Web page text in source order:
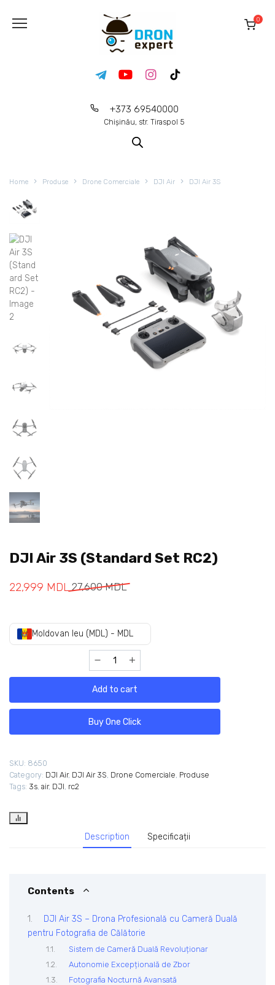
+373 69540000
Chișinău, str. Tiraspol 5
0
Home Produse Drone Comerciale DJI Air DJI Air 3S
DJI Air 3S (Standard Set RC2)
27,600MDL
22,999 MDL
Moldovan leu (MDL) - MDL
Add to cart
Buy One Click
SKU: 8650
Category: DJI Air, DJI Air 3S, Drone Comerciale, Produse
Tags: 3s, air, DJI, rc2
Description Specificații
Contents
DJI Air 3S – Drona Profesională cu Cameră Duală
pentru Fotografia de Călătorie
Sistem de Cameră Duală Revoluționar
Autonomie Excepțională de Zbor
Fotografia Nocturnă Avansată